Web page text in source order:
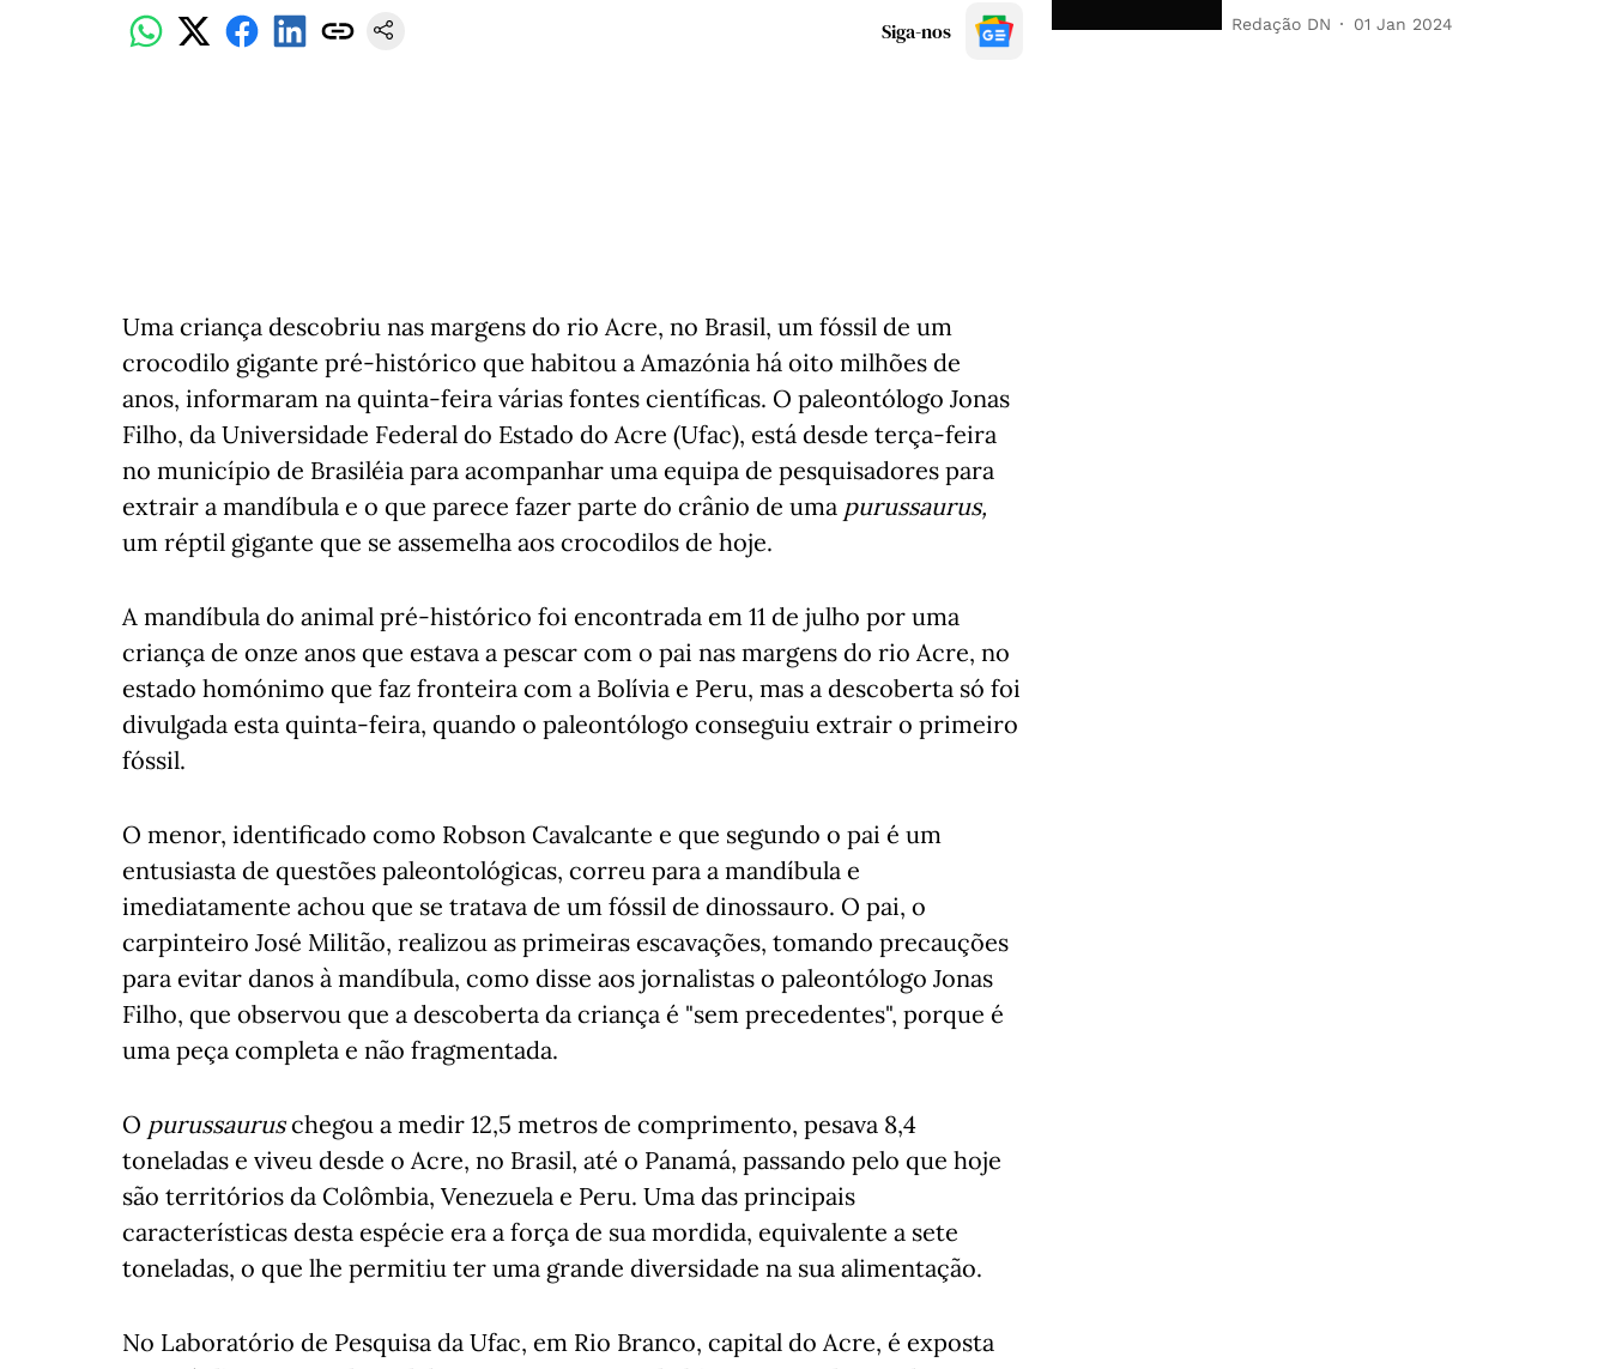
Siga-nos
Uma criança descobriu nas margens do rio Acre, no Brasil, um fóssil de um
crocodilo gigante pré-histórico que habitou a Amazónia há oito milhões de
anos, informaram na quinta-feira várias fontes científicas. O paleontólogo Jonas
Filho, da Universidade Federal do Estado do Acre (Ufac), está desde terça-feira
no município de Brasiléia para acompanhar uma equipa de pesquisadores para
extrair a mandíbula e o que parece fazer parte do crânio de uma purussaurus,
um réptil gigante que se assemelha aos crocodilos de hoje.
A mandíbula do animal pré-histórico foi encontrada em 11 de julho por uma
criança de onze anos que estava a pescar com o pai nas margens do rio Acre, no
estado homónimo que faz fronteira com a Bolívia e Peru, mas a descoberta só foi
divulgada esta quinta-feira, quando o paleontólogo conseguiu extrair o primeiro
fóssil.
O menor, identificado como Robson Cavalcante e que segundo o pai é um
entusiasta de questões paleontológicas, correu para a mandíbula e
imediatamente achou que se tratava de um fóssil de dinossauro. O pai, o
carpinteiro José Militão, realizou as primeiras escavações, tomando precauções
para evitar danos à mandíbula, como disse aos jornalistas o paleontólogo Jonas
Filho, que observou que a descoberta da criança é "sem precedentes", porque é
uma peça completa e não fragmentada.
O purussauruschegou a medir 12,5 metros de comprimento, pesava 8,4
toneladas e viveu desde o Acre, no Brasil, até o Panamá, passando pelo que hoje
são territórios da Colômbia, Venezuela e Peru. Uma das principais
características desta espécie era a força de sua mordida, equivalente a sete
toneladas, o que lhe permitiu ter uma grande diversidade na sua alimentação.
No Laboratório de Pesquisa da Ufac, em Rio Branco, capital do Acre, é exposta
Redação DN 01 Jan 2024